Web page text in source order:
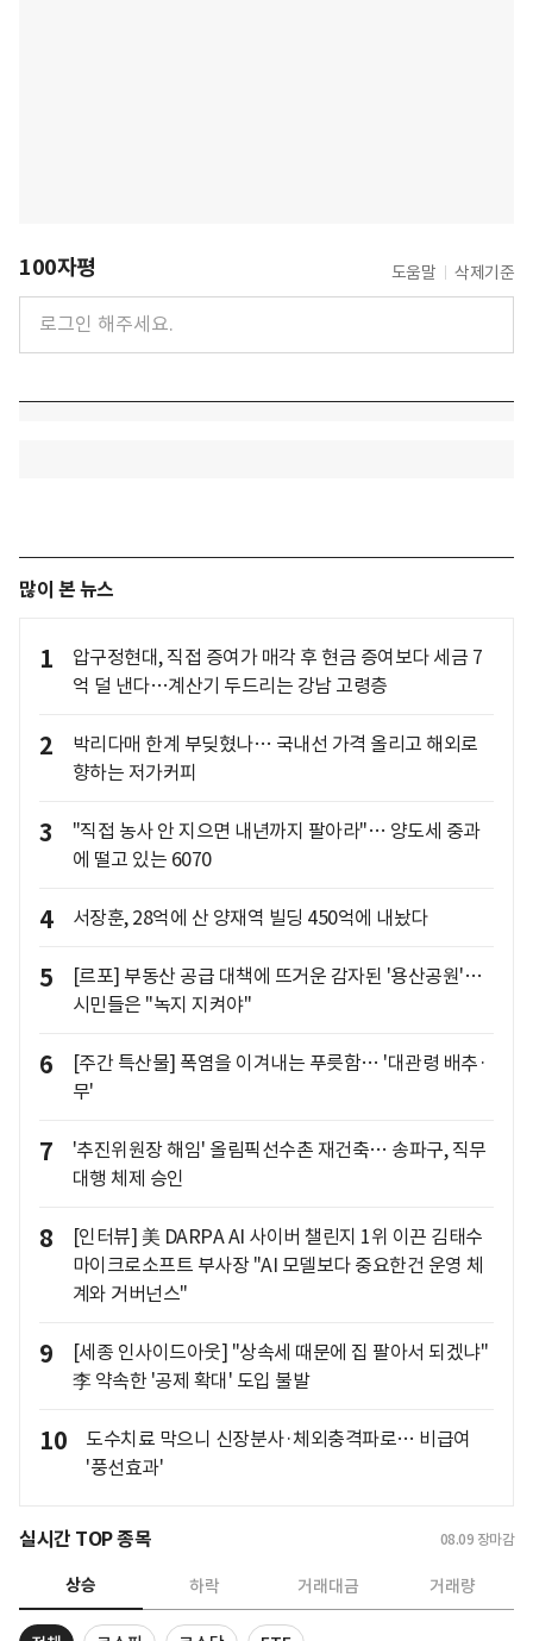
100자평 도움말 삭제기준
많이 본 뉴스
1
압구정현대, 직접 증여가 매각 후 현금 증여보다 세금 7
억 덜 낸다…계산기 두드리는 강남 고령층
2
박리다매 한계 부딪혔나… 국내선 가격 올리고 해외로
향하는 저가커피
3
"직접 농사 안 지으면 내년까지 팔아라"… 양도세 중과
에 떨고 있는 6070
4 서장훈, 28억에 산 양재역 빌딩 450억에 내놨다
5
[르포] 부동산 공급 대책에 뜨거운 감자된 '용산공원'…
시민들은 "녹지 지켜야"
6
[주간 특산물] 폭염을 이겨내는 푸릇함… '대관령 배추·
무'
7
'추진위원장 해임' 올림픽선수촌 재건축… 송파구, 직무
대행 체제 승인
8
[인터뷰] 美 DARPA AI 사이버 챌린지 1위 이끈 김태수
마이크로소프트 부사장 "AI 모델보다 중요한건 운영 체
계와 거버넌스"
9
[세종 인사이드아웃] "상속세 때문에 집 팔아서 되겠냐"
李 약속한 '공제 확대' 도입 불발
10
도수치료 막으니 신장분사·체외충격파로… 비급여
'풍선효과'
실시간 TOP 종목 08.09 장마감
상승 하락 거래대금 거래량